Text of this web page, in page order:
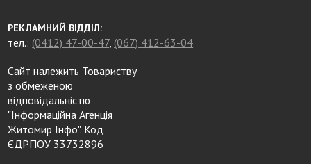
РЕКЛАМНИЙ ВІДДІЛ:
тел.: (0412) 47-00-47, (067) 412-63-04
Сайт належить Товариству
з обмеженою
відповідальністю
"Інформаційна Агенція
Житомир Інфо". Код
ЄДРПОУ 33732896